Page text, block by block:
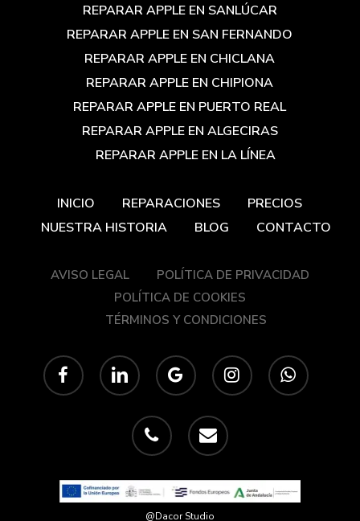
REPARAR APPLE EN SANLÚCAR
REPARAR APPLE EN SAN FERNANDO
REPARAR APPLE EN CHICLANA
REPARAR APPLE EN CHIPIONA
REPARAR APPLE EN PUERTO REAL
REPARAR APPLE EN ALGECIRAS
REPARAR APPLE EN LA LÍNEA
INICIO REPARACIONES
PRECIOS
NUESTRA HISTORIA
BLOG CONTACTO
AVISO LEGAL
POLÍTICA DE PRIVACIDAD
POLÍTICA DE COOKIES
TÉRMINOS Y CONDICIONES
facebook linkedin
google-
plus
instagram whatsapp
phone email
@Dacor Studio